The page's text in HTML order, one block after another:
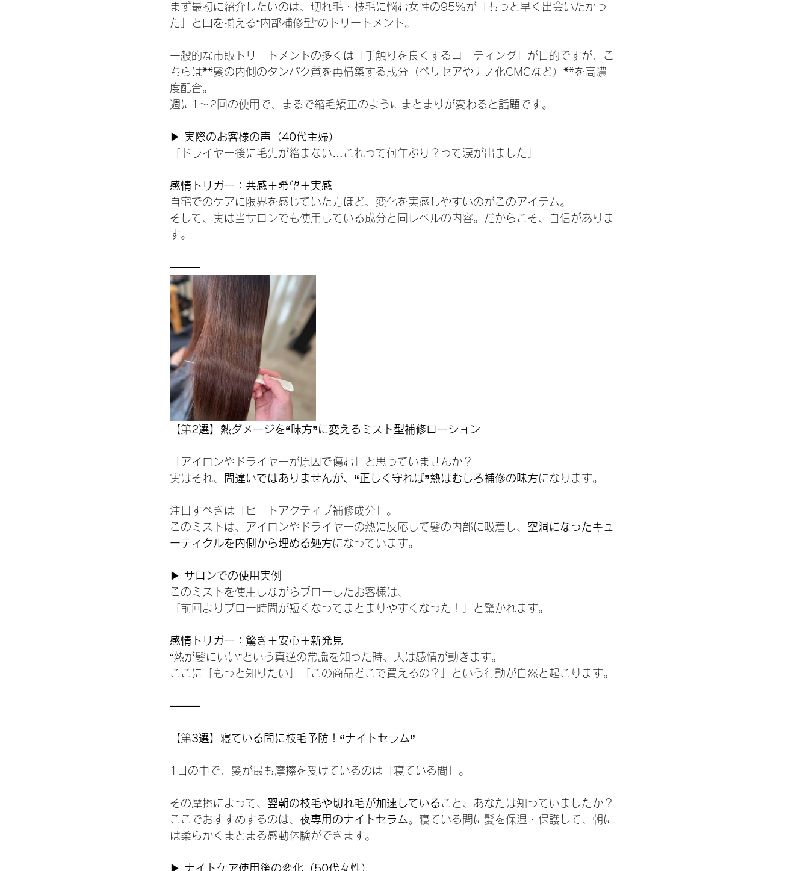
まず最初に紹介したいのは、切れ毛・枝毛に悩む女性の95％が「もっと早く出会いたかっ
た」と口を揃える“内部補修型”のトリートメント。
一般的な市販トリートメントの多くは「手触りを良くするコーティング」が目的ですが、こ
ちらは**髪の内側のタンパク質を再構築する成分（ペリセアやナノ化CMCなど）**を高濃
度配合。
週に1～2回の使用で、まるで縮毛矯正のようにまとまりが変わると話題です。
▶ 実際のお客様の声（40代主婦）
「ドライヤー後に毛先が絡まない…これって何年ぶり？って涙が出ました」
感情トリガー：共感＋希望＋実感
自宅でのケアに限界を感じていた方ほど、変化を実感しやすいのがこのアイテム。
そして、実は当サロンでも使用している成分と同レベルの内容。だからこそ、自信がありま
す。
⸻
【第2選】熱ダメージを“味方”に変えるミスト型補修ローション
「アイロンやドライヤーが原因で傷む」と思っていませんか？
実はそれ、
間違いではありませんが、“正しく守れば”熱はむしろ補修の味方になります。
注目すべきは「ヒートアクティブ補修成分」。
このミストは、アイロンやドライヤーの熱に反応して髪の内部に吸着し、 空洞になったキュ
ーティクルを内側から埋める処方になっています。
▶ サロンでの使用実例
このミストを使用しながらブローしたお客様は、
「前回よりブロー時間が短くなってまとまりやすくなった！」と驚かれます。
感情トリガー：驚き＋安心＋新発見
“熱が髪にいい”という真逆の常識を知った時、人は感情が動きます。
ここに「もっと知りたい」「この商品どこで買えるの？」という行動が自然と起こります。
⸻
【第3選】寝ている間に枝毛予防！“ナイトセラム”
1日の中で、髪が最も摩擦を受けているのは「寝ている間」。
その摩擦によって、 翌朝の枝毛や切れ毛が加速している こと、あなたは知っていましたか？
ここでおすすめするのは、 夜専用のナイトセラム。寝ている間に髪を保湿・保護して、朝に
は柔らかくまとまる感動体験ができます。
▶ ナイトケア使用後の変化（50代女性）